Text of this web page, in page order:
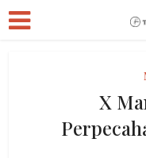
X